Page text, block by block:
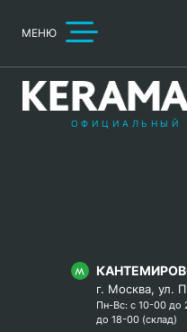
МЕНЮ
ОФИЦИАЛЬНЫЙ
г. Москва, ул.
Пн-Вс: с 10-00 до
до 18-00 (склад)